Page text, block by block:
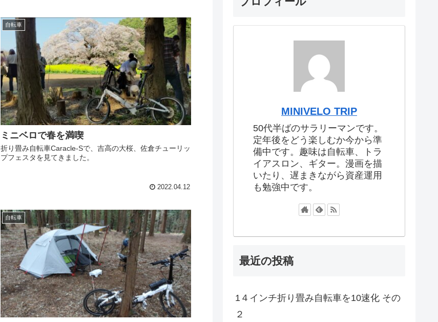
自転車
ミニベロで春を満喫
折り畳み自転車Caracle-Sで、吉高の大桜、佐倉チューリッ
プフェスタを見てきました。
2022.04.12
自転車
MINIVELO TRIP
50代半ばのサラリーマンです。
定年後をどう楽しむか今から準
備中です。趣味は自転車、トラ
イアスロン、ギター。漫画を描
いたり、遅まきながら資産運用
も勉強中です。
最近の投稿
1４インチ折り畳み自転車を10速化 その
２